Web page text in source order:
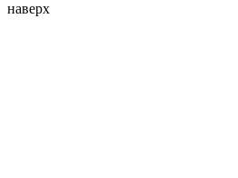
наверх